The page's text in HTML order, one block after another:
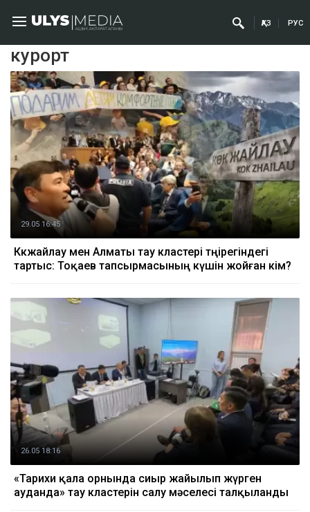
ҚАЗ РУС
курорт
29.05 16:45
Көкжайлау мен Алматы тау кластері төңірегіндегі
тартыс: Тоқаев тапсырмасының күшін жойған кім?
26.05 18:16
«Тарихи қала орнында сиыр жайылып жүрген
ауданда» тау кластерін салу мәселесі талқыланды